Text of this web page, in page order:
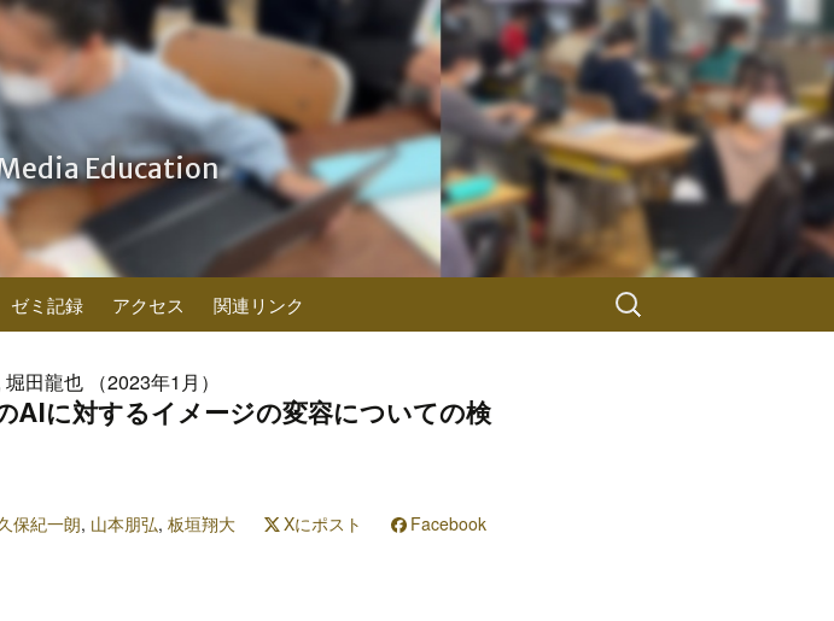
Education
ゼミ記録 アクセス 関連リンク
検
索:
田龍也 （2023年1月）
AIに対するイメージの変容についての検
保紀一朗, 山本朋弘, 板垣翔大 Xにポスト
Facebook